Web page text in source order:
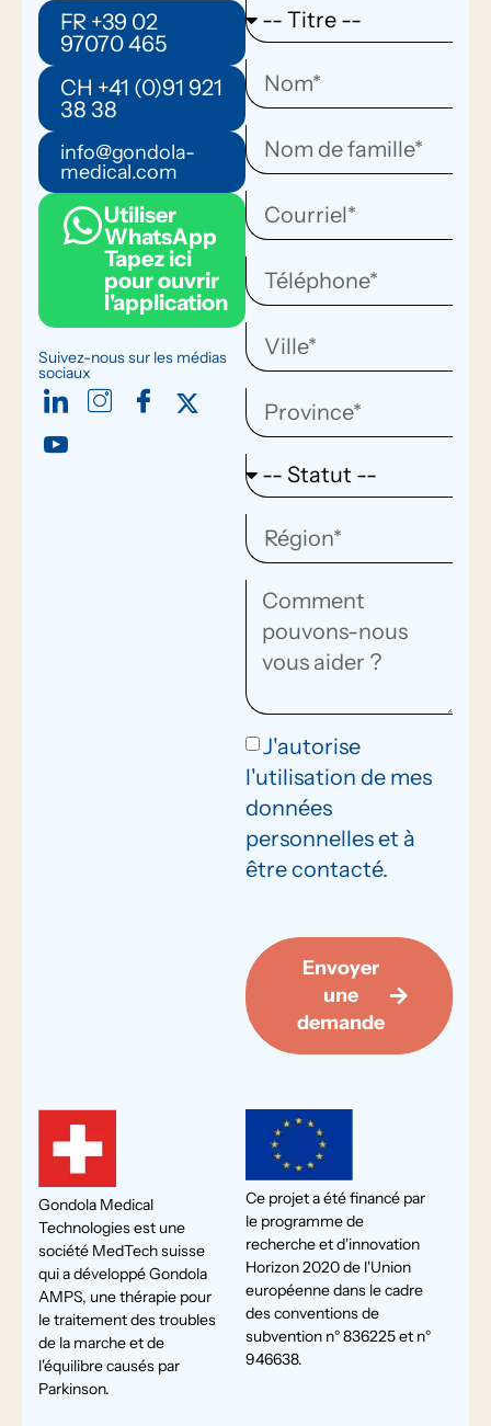
FR +39 02
97070 465
CH +41 (0)91 921
38 38
info@gondola-
medical.com
Utiliser
WhatsApp
Tapez ici
pour ouvrir
l'application
Suivez-nous sur les médias
sociaux
J'autorise
l'utilisation de mes
données
personnelles et à
être contacté.
Envoyer
une
demande
Gondola Medical
Technologies est une
société MedTech suisse
qui a développé Gondola
AMPS, une thérapie pour
le traitement des troubles
de la marche et de
l'équilibre causés par
Parkinson.
Ce projet a été financé par
le programme de
recherche et d'innovation
Horizon 2020 de l'Union
européenne dans le cadre
des conventions de
subvention n° 836225 et n°
946638.